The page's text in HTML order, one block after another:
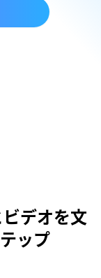
デオを文
ップ